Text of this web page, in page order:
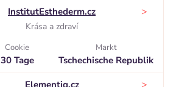
InstitutEsthederm.cz
Krása a zdraví
>
Cookie
30 Tage
Markt
Tschechische Republik
Elementiq.cz